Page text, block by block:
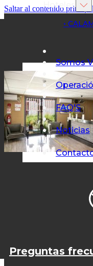
Saltar al contenido principal
Hoteles
•
Somos
FAQ'S
Noticias
Preguntas